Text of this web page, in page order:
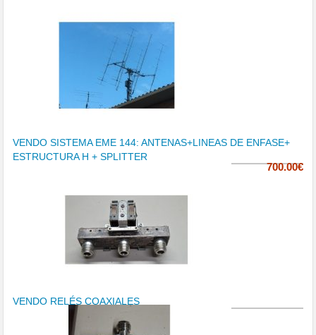
VENDO SISTEMA EME 144: ANTENAS+LINEAS DE ENFASE+
ESTRUCTURA H + SPLITTER
700.00€
VENDO RELÉS COAXIALES